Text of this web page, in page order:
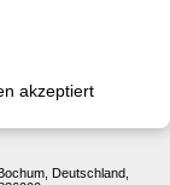
akzeptiert
Deutschland,